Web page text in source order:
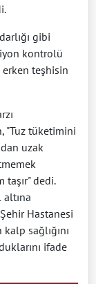
gibi
kontrolü
teşhisin
"Tuz tüketimini
uzak
dedi.
Hastanesi
sağlığını
ifade